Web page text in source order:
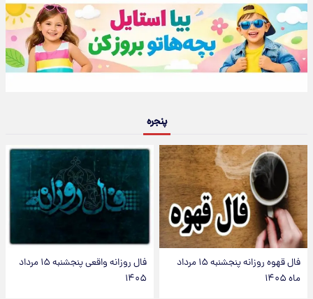
پنجره
فال قهوه روزانه پنجشنبه ۱۵ مرداد
ماه ۱۴۰۵
فال روزانه واقعی پنجشنبه ۱۵ مرداد
۱۴۰۵